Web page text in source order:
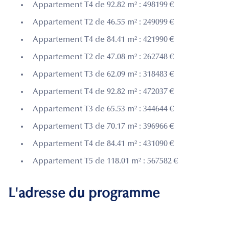
Appartement T4 de 92.82 m² : 498199 €
Appartement T2 de 46.55 m² : 249099 €
Appartement T4 de 84.41 m² : 421990 €
Appartement T2 de 47.08 m² : 262748 €
Appartement T3 de 62.09 m² : 318483 €
Appartement T4 de 92.82 m² : 472037 €
Appartement T3 de 65.53 m² : 344644 €
Appartement T3 de 70.17 m² : 396966 €
Appartement T4 de 84.41 m² : 431090 €
Appartement T5 de 118.01 m² : 567582 €
L'adresse du programme